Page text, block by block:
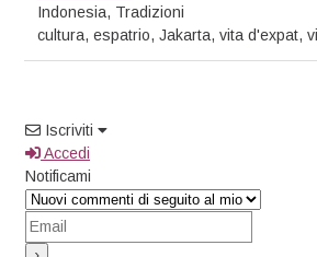
Indonesia, Tradizioni
cultura,espatrio,Jakarta,vita d'expat,
Iscriviti
Accedi
Notificami